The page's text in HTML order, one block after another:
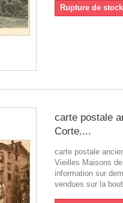
Rupture de stock
carte postale
Corte....
carte postale
Vieilles Maisons
information sur
vendues sur la